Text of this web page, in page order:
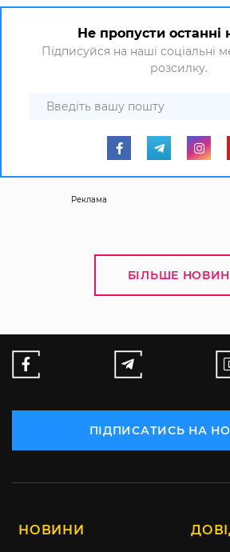
Не пропусти останні
Підписуйся на наші соціальні
розсилку.
Реклама
БІЛЬШЕ НОВИН
ПІДПИСАТИСЬ НА
НОВИНИ